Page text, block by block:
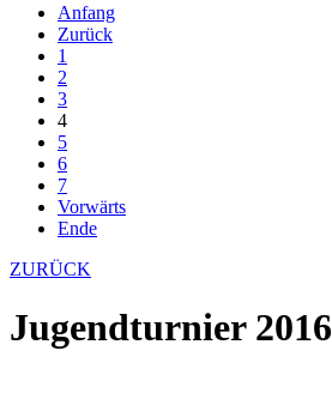
Anfang
Zurück
1
2
3
4
5
6
7
Vorwärts
Ende
ZURÜCK
Jugendturnier 2016